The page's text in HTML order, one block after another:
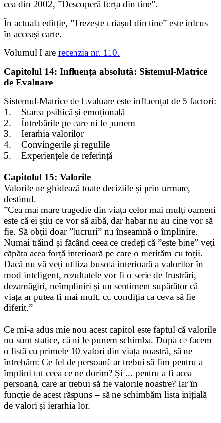
cea din 2002, ”Descoperă forța din tine”.
În actuala editție, ”Trezește uriașul din tine” este inlcus
în acceași carte.
Volumul I are recenzia nr. 110.
Capitolul 14: Influența absolută: Sistemul-Matrice
de Evaluare
Sistemul-Matrice de Evaluare este influențat de 5 factori:
1. Starea psihică și emoțională
2. Întrebările pe care ni le punem
3. Ierarhia valorilor
4. Convingerile și regulile
5. Experiențele de referință
Capitolul 15: Valorile
Valorile ne ghidează toate deciziile și prin urmare,
destinul.
”Cea mai mare tragedie din viața celor mai mulți oameni
este că ei știu ce vor să aibă, dar habar nu au cine vor să
fie. Să obții doar ”lucruri” nu înseamnă o împlinire.
Numai trăind și făcând ceea ce credeți că ”este bine” veți
căpăta acea forță interioară pe care o merităm cu toții.
Dacă nu vă veți utiliza busola interioară a valorilor în
mod inteligent, rezultatele vor fi o serie de frustrări,
dezamăgiri, neîmpliniri și un sentiment supărător că
viața ar putea fi mai mult, cu condiția ca ceva să fie
diferit.”
Ce mi-a adus mie nou acest capitol este faptul că valorile
nu sunt statice, că ni le punem schimba. După ce facem
o listă cu primele 10 valori din viața noastră, să ne
întrebăm: Ce fel de persoană ar trebui să fim pentru a
împlini tot ceea ce ne dorim? Și ... pentru a fi acea
persoană, care ar trebui să fie valorile noastre? Iar în
funcție de acest răspuns – să ne schimbăm lista inițială
de valori și ierarhia lor.